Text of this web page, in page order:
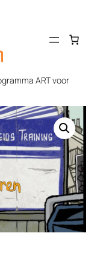
ART voor